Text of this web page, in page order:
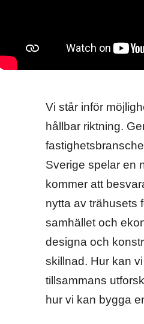
Vi står inför
hållbar riktning.
Sverige spelar en
kommer att
nytta av trähusets
samhället och
designa och
skillnad. Hur kan
tillsammans
hur vi kan bygga